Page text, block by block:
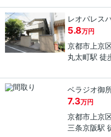
レオパレス
5.8万円
京都市上京
丸太町駅 徒
ベラジオ御
7.3万円
京都市上京
三条京阪駅